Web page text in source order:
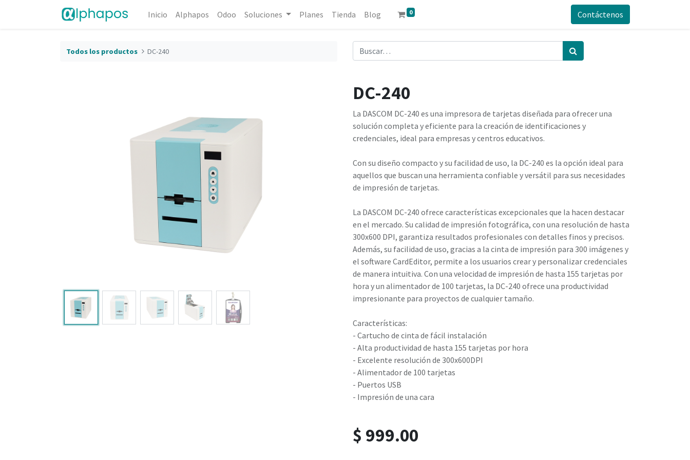
Inicio Alphapos Odoo Soluciones Planes Tienda Blog 0 Contáctenos
Todos los productos DC-240
DC-240
La DASCOM DC-240 es una impresora de tarjetas diseñada para ofrecer una
solución completa y eficiente para la creación de identificaciones y
credenciales, ideal para empresas y centros educativos.
Con su diseño compacto y su facilidad de uso, la DC-240 es la opción ideal para
aquellos que buscan una herramienta confiable y versátil para sus necesidades
de impresión de tarjetas.
La DASCOM DC-240 ofrece características excepcionales que la hacen destacar
en el mercado. Su calidad de impresión fotográfica, con una resolución de hasta
300x600 DPI, garantiza resultados profesionales con detalles finos y precisos.
Además, su facilidad de uso, gracias a la cinta de impresión para 300 imágenes y
el software CardEditor, permite a los usuarios crear y personalizar credenciales
de manera intuitiva. Con una velocidad de impresión de hasta 155 tarjetas por
hora y un alimentador de 100 tarjetas, la DC-240 ofrece una productividad
impresionante para proyectos de cualquier tamaño.
Características:
- Cartucho de cinta de fácil instalación
- Alta productividad de hasta 155 tarjetas por hora
- Excelente resolución de 300x600DPI
- Alimentador de 100 tarjetas
- Puertos USB
- Impresión de una cara
$ 999.00